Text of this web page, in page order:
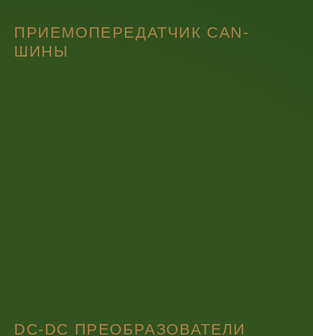
ПРИЕМОПЕРЕДАТЧИК CAN-
ШИНЫ
DC-DC ПРЕОБРАЗОВАТЕЛИ